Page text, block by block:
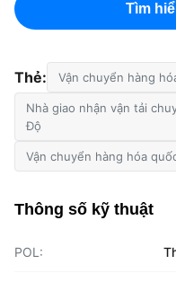
Tìm
Thẻ: Vận chuyển hàng
Nhà giao nhận vận tải
Độ
Vận chuyển hàng hóa
Thông số kỹ thuật
POL: